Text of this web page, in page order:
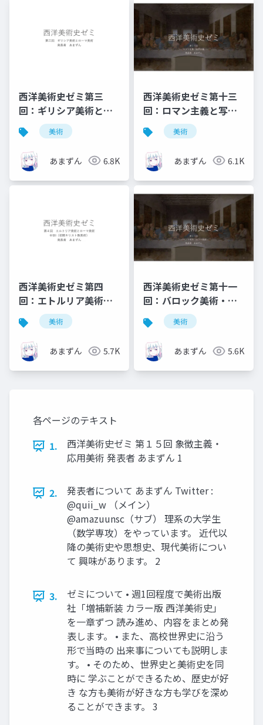
西洋美術史ゼミ第三
回：ギリシア美術とロ
ーマ美術美術
あまずん 6.8K
西洋美術史ゼミ第十三
回：ロマン主義と写実
主義
美術
あまずん 6.1K
西洋美術史ゼミ第四
回：エトルリア美術と
ローマ美術
美術
あまずん 5.7K
西洋美術史ゼミ第十一
回：バロック美術・ロ
ココ美術美術
あまずん 5.6K
各ページのテキスト
1.
西洋美術史ゼミ 第１５回 象徴主義・
応用美術 発表者 あまずん 1
2.
発表者について あまずん Twitter :
@quii_w （メイン）
@amazuunsc（サブ） 理系の大学生
（数学専攻）をやっています。 近代以
降の美術史や思想史、現代美術につい
て 興味があります。 2
3.
ゼミについて • 週1回程度で美術出版
社「増補新装 カラー版 西洋美術史」
を一章ずつ 読み進め、内容をまとめ発
表します。 • また、高校世界史に沿う
形で当時の 出来事についても説明しま
す。 • そのため、世界史と美術史を同
時に 学ぶことができるため、歴史が好
き な方も美術が好きな方も学びを深め
ることができます。 3